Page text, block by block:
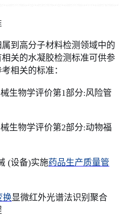
到高分子材料检测领域中的
关的水凝胶检测标准可供参
相关的标准：
生物学评价第1部分:风险管
生物学评价第2部分:动物福
(设备)实施药品生产质量管
换显微红外光谱法识别聚合